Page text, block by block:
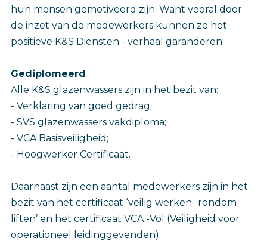
hun mensen gemotiveerd zijn. Want vooral door
de inzet van de medewerkers kunnen ze het
positieve K&S Diensten - verhaal garanderen.
Gediplomeerd
Alle K&S glazenwassers zijn in het bezit van:
- Verklaring van goed gedrag;
- SVS glazenwassers vakdiploma;
- VCA Basisveiligheid;
- Hoogwerker Certificaat.
Daarnaast zijn een aantal medewerkers zijn in het
bezit van het certificaat ‘veilig werken- rondom
liften’ en het certificaat VCA -Vol (Veiligheid voor
operationeel leidinggevenden).